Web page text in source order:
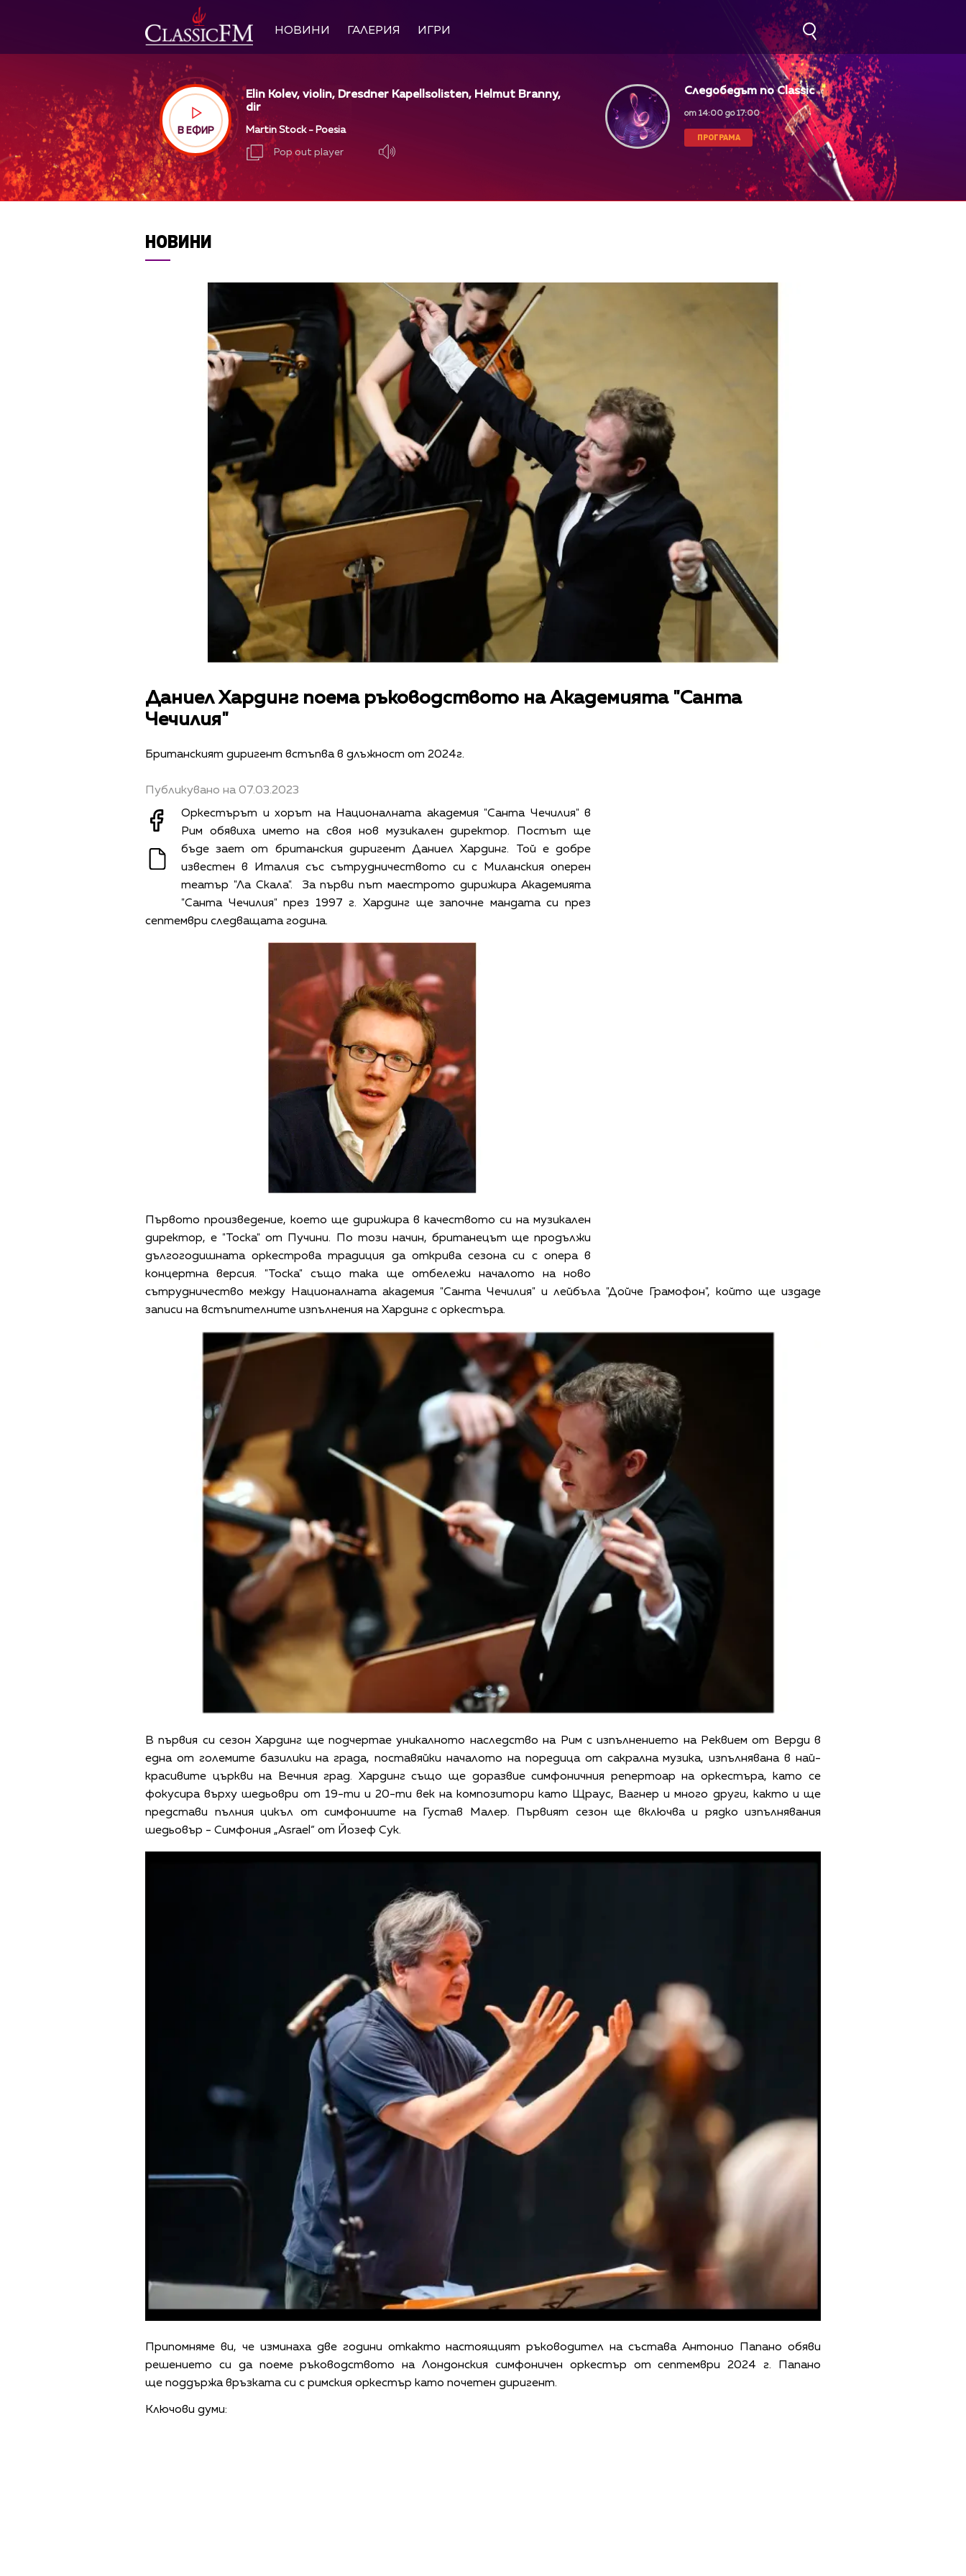
НОВИНИ ГАЛЕРИЯ ИГРИ
В ЕФИР
Elin Kolev, violin, Dresdner Kapellsolisten, Helmut Branny,
dir
Martin Stock - Poesia
Pop out player
Следобедът по Classic
от 14:00 до 17:00
ПРОГРАМА
НОВИНИ
Даниел Хардинг поема ръководството на Академията "Санта
Чечилия"
Британският диригент встъпва в длъжност от 2024г.
Публикувано на 07.03.2023
Оркестърът и хорът на Националната академия "Санта Чечилия" в
Рим обявиха името на своя нов музикален директор. Постът ще
бъдезает от британския диригент Даниел Хардинг. Той е добре
известен в Италия със сътрудничеството си с Миланския оперен
театър "Ла Скала". За първи път маестрото дирижира Академията
"Санта Чечилия" през 1997 г. Хардинг ще започне мандата си през
септември следващата година.
Първото произведение, което ще дирижира в качеството си на музикален
директор, е "Тоска" от Пучини. По този начин, британецът ще продължи
дългогодишната оркестрова традиция да открива сезона си с опера в
концертна версия. "Тоска" също така ще отбележи началото на ново
сътрудничество между Националната академия "Санта Чечилия" и лейбъла "Дойче Грамофон", който ще издаде
записи на встъпителните изпълнения на Хардинг с оркестъра.
В първия си сезон Хардинг ще подчертае уникалното наследство на Рим с изпълнението на Реквием от Верди в
една от големите базилики на града, поставяйки началото на поредица от сакрална музика, изпълнявана в най-
красивите църкви на Вечния град.
Хардинг също ще доразвие симфоничния репертоар на оркестъра, като се
фокусира върху шедьоври от 19-ти и 20-ти век на композитори като Щраус, Вагнер и много други, както и ще
представи пълния цикъл от симфониите на Густав Малер.
Първият сезон ще включва и рядко изпълнявания
шедьовър - Симфония „Asrael“ от Йозеф Сук.
Припомняме ви, че изминаха две години откакто настоящият ръководител на състава Антонио Папано обяви
решението си да поеме ръководството на Лондонския симфоничен оркестър от септември 2024 г. Папано
ще поддържа връзката си с римския оркестър като почетен диригент.
Ключови думи: